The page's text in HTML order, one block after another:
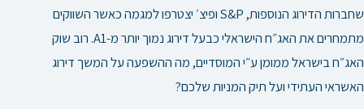
שחברות הדירוג הנוספות, S&P ופיצ׳ יצטרפו למגמה כאשר השווקים
מתמחרים את האג״ח הישראלי כבעל דירוג נמוך יותר מ-A1. רוב שוק
האג״ח בישראל ממומן ע״י המוסדיים, מה ההשפעה על המשך דירוג
האשראי העתידי ועל תיק המניות שלכם?